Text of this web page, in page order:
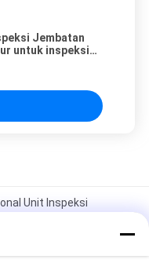
Jembatan
untuk inspeksi
Unit Inspeksi
MBIU 22m